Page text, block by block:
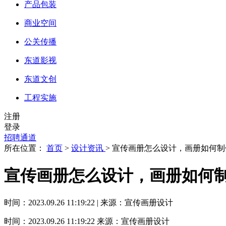
产品包装
商业空间
公关传播
东道影视
东道文创
工程实施
注册
登录
招聘通道
所在位置： 首页 > 设计资讯 > 宣传画册怎么设计，画册如何
宣传画册怎么设计，画册如何
时间：2023.09.26 11:19:22 | 来源：宣传画册设计
时间：2023.09.26 11:19:22 来源：宣传画册设计